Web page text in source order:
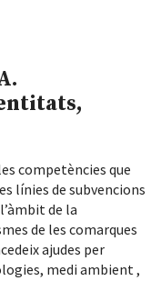
competències que
línies de subvencions
de la
de les comarques
ajudes per
medi ambient ,